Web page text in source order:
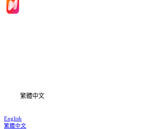
繁體中文
English
繁體中文